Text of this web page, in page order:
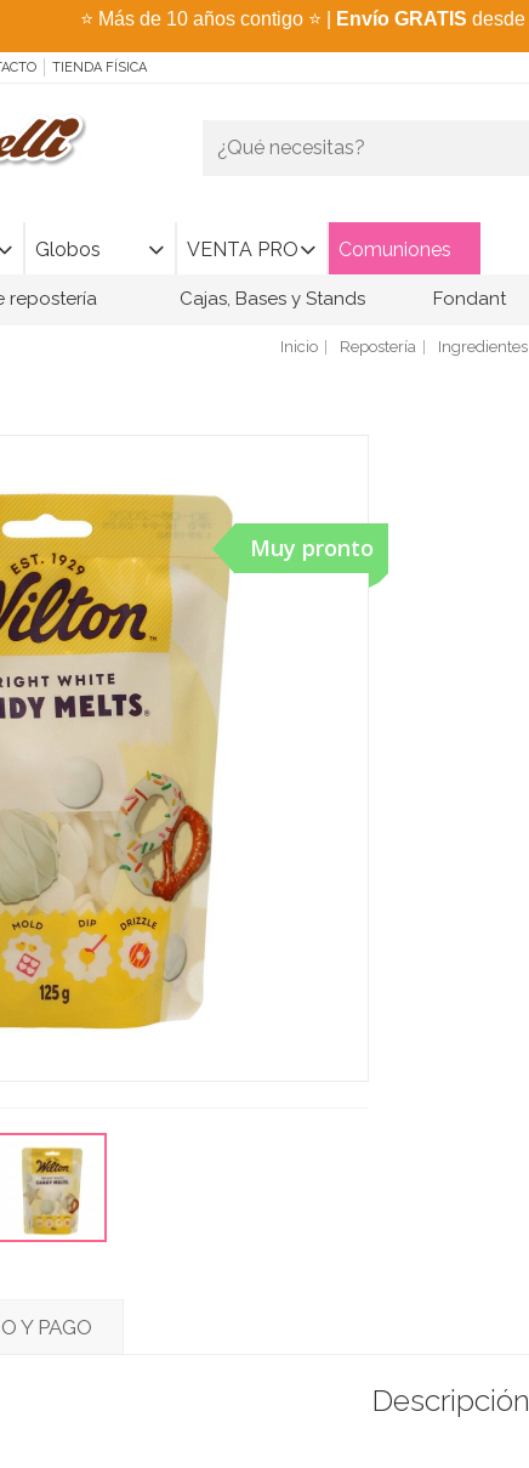
⭐ Más de 10 años contigo ⭐ Envío GRATIS desde
TIENDA FÍSICA
Globos VENTA PRO Comuniones
repostería Cajas, Bases y Stands Fondant
Inicio Repostería Ingredientes
Muy pronto
Y PAGO
Descripción